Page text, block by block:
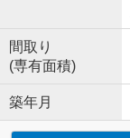
間取り
(専有面積)
築年月